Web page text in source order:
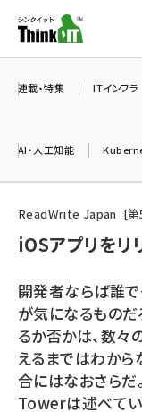
ン
ツ
加藤銘のチ
北海道をの
drupal
genai
abc123
連載・特集 ITインフラ
AI・人工知能
ReadWrite Japan 第
iOSアプリをリ
開発者ならば誰
が気になるものだ
るか否かは、数々
えるまではわから
合にはなおさらだ
Towerは述べてい